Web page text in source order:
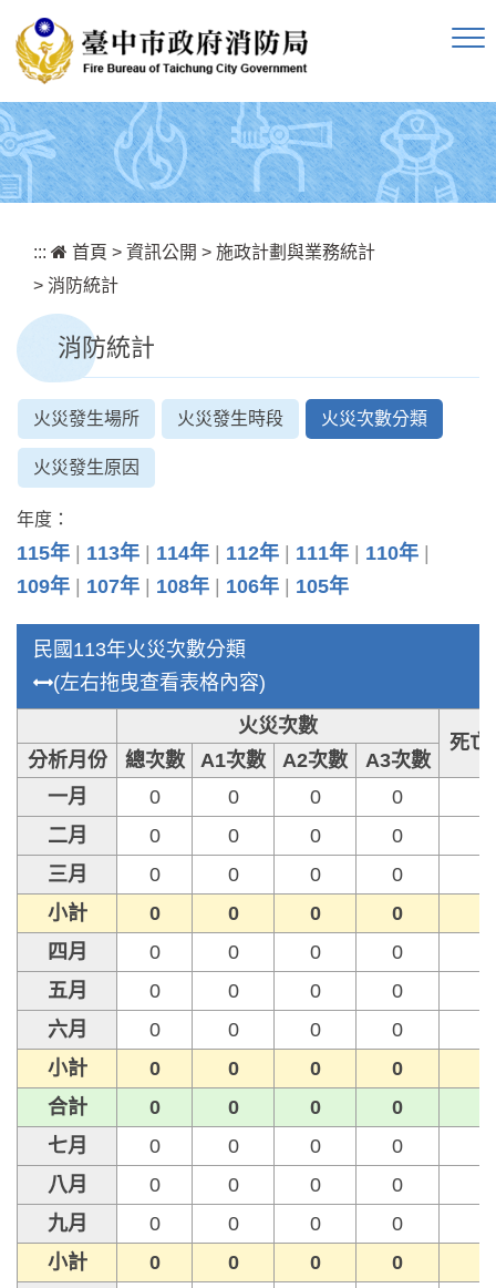
::: 首頁 > 資訊公開 > 施政計劃與業務統計
> 消防統計
消防統計
火災發生場所 火災發生時段 火災次數分類
火災發生原因
年度：
115年 113年 114年 112年 111年
110年
109年
107年 108年 106年 105年
民國113年火災次數分類
(左右拖曳查看表格內容)
火災次數
死亡
分析月份
總次數 A1次數 A2次數
A3次數
一月
0 0 0 0
二月
0 0 0 0
三月
0 0 0 0
小計
0 0 0 0
四月
0 0 0 0
五月
0 0 0 0
六月
0 0 0 0
小計
0 0 0 0
合計
0 0 0 0
七月
0 0 0 0
八月
0 0 0 0
九月
0 0 0 0
小計
0 0 0 0